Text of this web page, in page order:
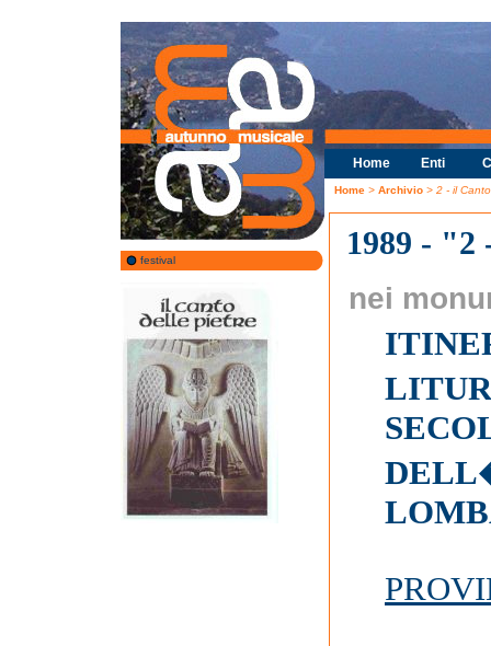
festival
Home Enti
Home > Archivio > 2 - il
1989 - "2
nei